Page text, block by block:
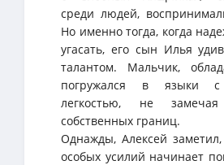
среди людей,
Но именно тогда, когда
угасать, его сын Илья
талантом. Мальчик,
погружался в языки с
легкостью, не
собственных границ.
Однажды, Алексей
особых усилий начинает